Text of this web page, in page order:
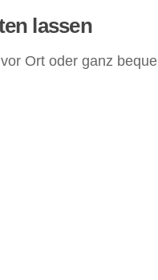
lassen
Ort oder ganz